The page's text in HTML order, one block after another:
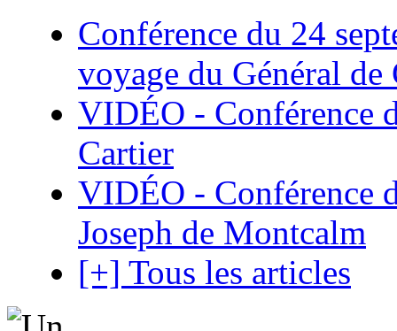
Conférence du 24
voyage du Général
VIDÉO - Conférence
Cartier
VIDÉO - Conférence
Joseph de Montcalm
[+] Tous les articles